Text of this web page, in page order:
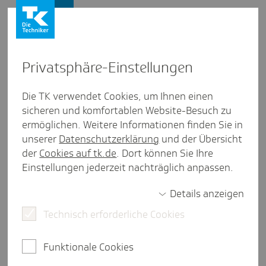
Selbst­ver­schul­dete Arbeits­un­
fä­hig­keit: Müssen Arbeit­geber
das Entgelt fort­zah­len?
Grundsätzlich gilt: Wenn Beschäftigte erkranken,
haben sie einen Anspruch auf Entgeltfortzahlung.
2 Minuten Lesezeit
Firmenkunden Versicherung
Privat­sphäre-Einstel­lungen
Die TK verwendet Cookies, um Ihnen einen
sicheren und komfortablen Website-Besuch zu
ermöglichen. Weitere Informationen finden Sie in
unserer Datenschutzerklärung und der Übersicht
der Cookies auf tk.de. Dort können Sie Ihre
Einstellungen jederzeit nachträglich anpassen.
Details anzeigen
Technisch erforderliche Cookies
Funktionale Cookies